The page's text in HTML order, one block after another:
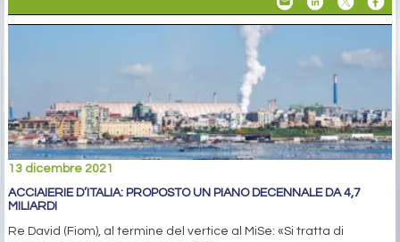
13 dicembre 2021
ACCIAIERIE D’ITALIA: PROPOSTO UN PIANO DECENNALE DA 4,7
MILIARDI
Re David (Fiom), al termine del vertice al MiSe: «Si tratta di